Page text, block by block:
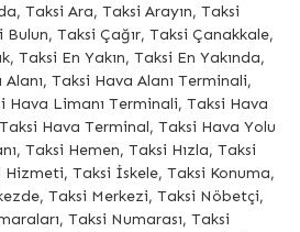
Taksi Ara, Taksi Arayın, Taksi
Bulun, Taksi Çağır, Taksi Çanakkale,
Taksi En Yakın, Taksi En Yakında,
Taksi Hava Alanı Terminali,
Hava Limanı Terminali, Taksi Hava
Hava Terminal, Taksi Hava Yolu
Taksi Hemen, Taksi Hızla, Taksi
Hizmeti, Taksi İskele, Taksi Konuma,
Taksi Merkezi, Taksi Nöbetçi,
Taksi Numarası, Taksi